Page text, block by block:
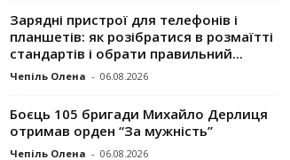
Зарядні пристрої для телефонів і
планшетів: як розібратися в розмаїтті
стандартів і обрати правильний...
Чепіль Олена - 06.08.2026
Боєць 105 бригади Михайло Дерлиця
отримав орден “За мужність”
Чепіль Олена - 06.08.2026